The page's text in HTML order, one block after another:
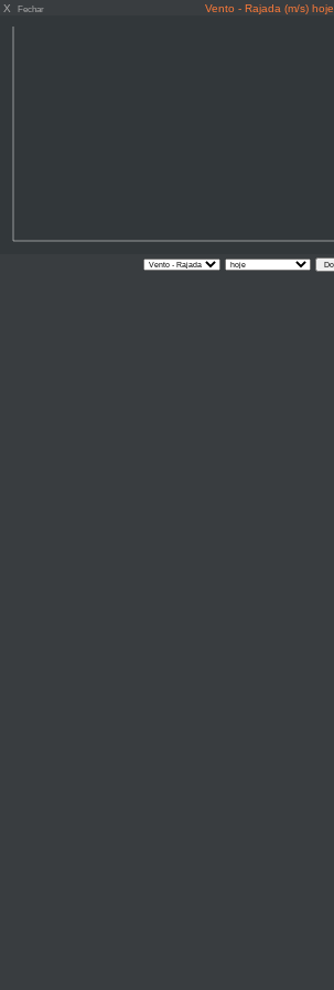
X Fechar Vento - Rajada (m/s) hoje